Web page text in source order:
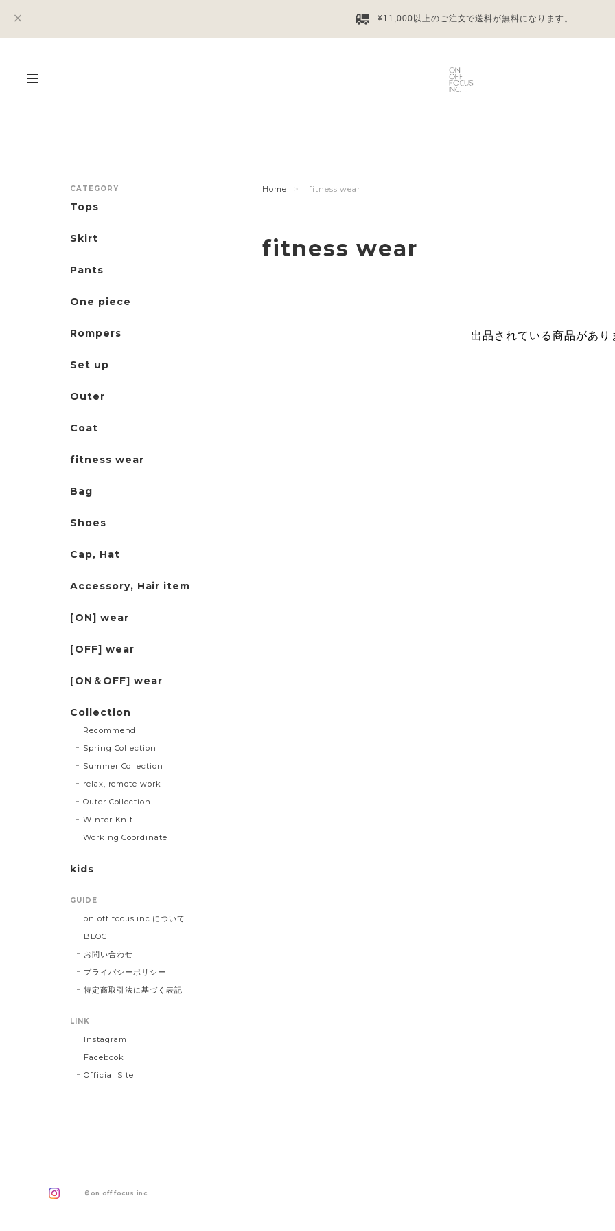
¥11,000以上のご注文で送料が無料になります。
Home fitness wear
fitness wear
出品されている商品があり
CATEGORY
Tops
Skirt
Pants
One piece
Rompers
Set up
Outer
Coat
fitness wear
Bag
Shoes
Cap, Hat
Accessory, Hair item
[ON] wear
[OFF] wear
[ON＆OFF] wear
Collection
Recommend
Spring Collection
Summer Collection
relax, remote work
Outer Collection
Winter Knit
Working Coordinate
kids
GUIDE
on off focus inc.について
BLOG
お問い合わせ
プライバシーポリシー
特定商取引法に基づく表記
LINK
Instagram
Facebook
Official Site
©on off focus inc.